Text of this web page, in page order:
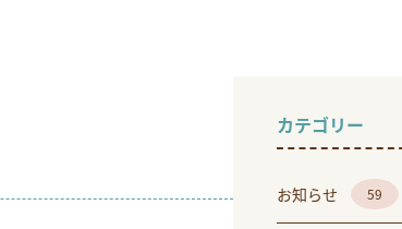
カテゴリー
お知らせ 59